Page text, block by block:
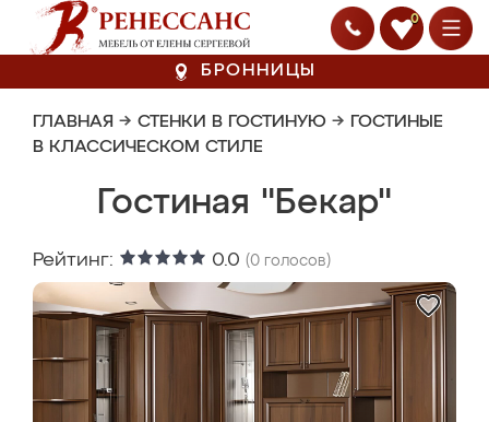
0
БРОННИЦЫ
ГЛАВНАЯ → СТЕНКИ В ГОСТИНУЮ → ГОСТИНЫЕ
В КЛАССИЧЕСКОМ СТИЛЕ
Гостиная "Бекар"
Рейтинг: 0.0 (0 голосов)